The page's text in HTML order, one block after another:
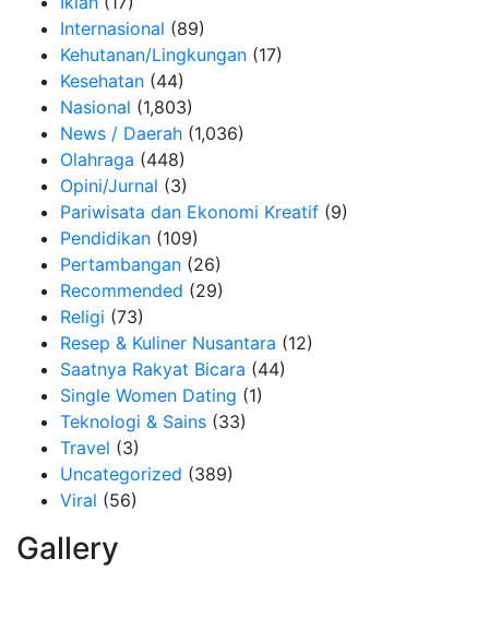
Internasional (89)
Kehutanan/Lingkungan (17)
Kesehatan (44)
Nasional (1,803)
News / Daerah (1,036)
Olahraga (448)
Opini/Jurnal (3)
Pariwisata dan Ekonomi Kreatif (9)
Pendidikan (109)
Pertambangan (26)
Recommended (29)
Religi (73)
Resep & Kuliner Nusantara (12)
Saatnya Rakyat Bicara (44)
Single Women Dating (1)
Teknologi & Sains (33)
Travel (3)
Uncategorized (389)
Viral (56)
Gallery